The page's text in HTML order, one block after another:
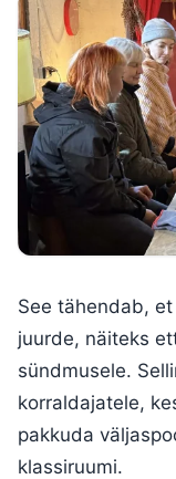
See tähendab,
juurde, näiteks
sündmusele.
korraldajatele,
pakkuda
klassiruumi.